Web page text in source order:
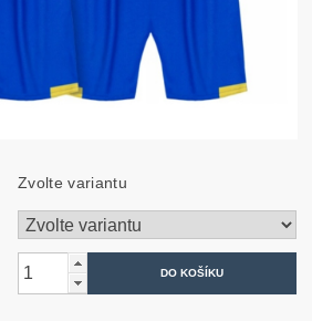
Zvolte variantu